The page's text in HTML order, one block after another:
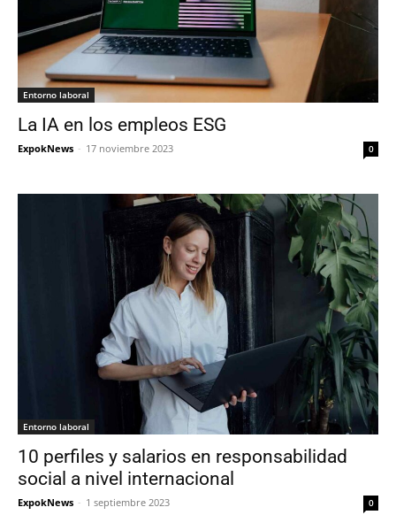
Entorno laboral
La IA en los empleos ESG
ExpokNews - 17 noviembre 2023 0
Entorno laboral
10 perfiles y salarios en responsabilidad
social a nivel internacional
ExpokNews - 1 septiembre 2023 0